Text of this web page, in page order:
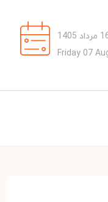
Friday 07